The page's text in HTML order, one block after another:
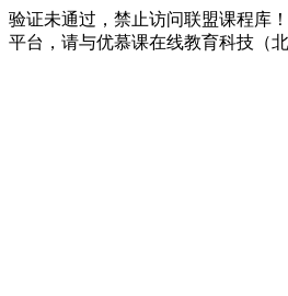
验证未通过，禁止访问联盟课程库
平台，请与优慕课在线教育科技（